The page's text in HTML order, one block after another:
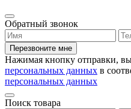
Обратный звонок
Перезвоните мне
Нажимая кнопку отправки,
персональных данных в
персональных данных
Поиск товара